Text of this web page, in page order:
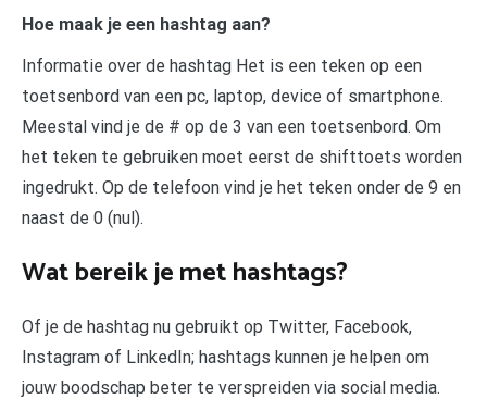
Hoe maak je een hashtag aan?
Informatie over de hashtag Het is een teken op een
toetsenbord van een pc, laptop, device of smartphone.
Meestal vind je de # op de 3 van een toetsenbord. Om
het teken te gebruiken moet eerst de shifttoets worden
ingedrukt. Op de telefoon vind je het teken onder de 9 en
naast de 0 (nul).
Wat bereik je met hashtags?
Of je de hashtag nu gebruikt op Twitter, Facebook,
Instagram of LinkedIn; hashtags kunnen je helpen om
jouw boodschap beter te verspreiden via social media.